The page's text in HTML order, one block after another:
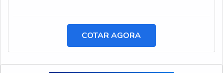
COTAR AGORA